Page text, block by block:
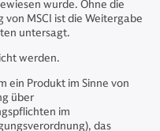
wurde. Ohne die
MSCI ist die Weitergabe
untersagt.
werden.
ein Produkt im Sinne von
über
im
das